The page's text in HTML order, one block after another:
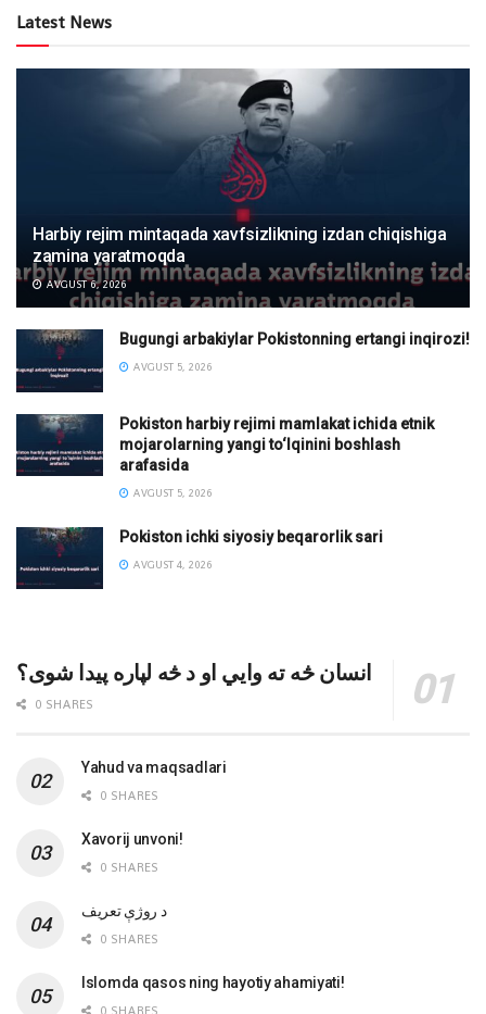
Latest News
Harbiy rejim mintaqada xavfsizlikning izdan chiqishiga
zamina yaratmoqda
AVGUST 6, 2026
Bugungi arbakiylar Pokistonning ertangi inqirozi!
AVGUST 5, 2026
Pokiston harbiy rejimi mamlakat ichida etnik
mojarolarning yangi to‘lqinini boshlash
arafasida
AVGUST 5, 2026
Pokiston ichki siyosiy beqarorlik sari
AVGUST 4, 2026
انسان څه ته وایي او د څه لپاره پیدا شوی؟
0 SHARES
Yahud va maqsadlari
0 SHARES
Xavorij unvoni!
0 SHARES
‌د روژې تعریف
0 SHARES
Islomda qasos ning hayotiy ahamiyati!
0 SHARES